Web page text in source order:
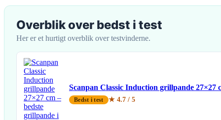
Overblik over bedst i test
Her er et hurtigt overblik over testvinderne.
Scanpan Classic Induction grillpande 27×27
Bedst i test ★ 4.7 / 5